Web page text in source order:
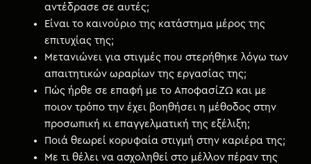
αντέδρασε σε αυτές;
Είναι το καινούριο της κατάστημα μέρος της
επιτυχίας της;
Μετανιώνει για στιγμές που στερήθηκε λόγω των
απαιτητικών ωραρίων της εργασίας της;
Πώς ήρθε σε επαφή με το ΑποφασίΖΩ και με
ποιον τρόπο την έχει βοηθήσει η μέθοδος στην
προσωπική κι επαγγελματική της εξέλιξη;
Ποιά θεωρεί κορυφαία στιγμή στην καριέρα της;
Με τι θέλει να ασχοληθεί στο μέλλον πέραν της